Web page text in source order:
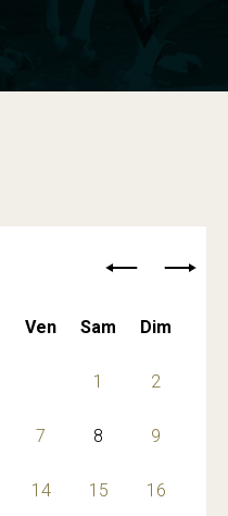
Ven Sam Dim
1 2
7 8 9
14 15 16